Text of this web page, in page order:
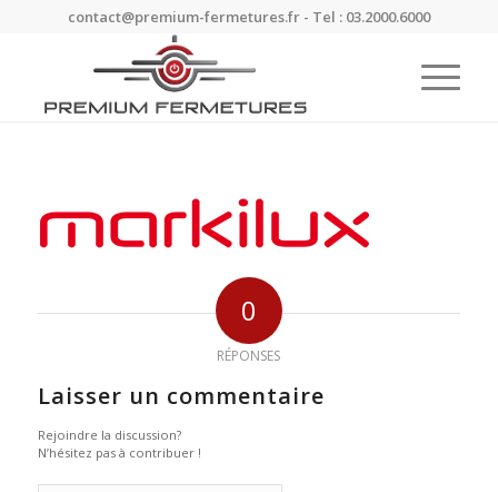
contact@premium-fermetures.fr - Tel : 03.2000.6000
0
RÉPONSES
Laisser un commentaire
Rejoindre la discussion?
N’hésitez pas à contribuer !